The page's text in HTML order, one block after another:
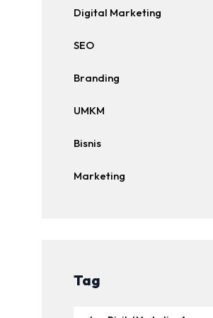
Digital Marketing
SEO
Branding
UMKM
Bisnis
Marketing
Tag